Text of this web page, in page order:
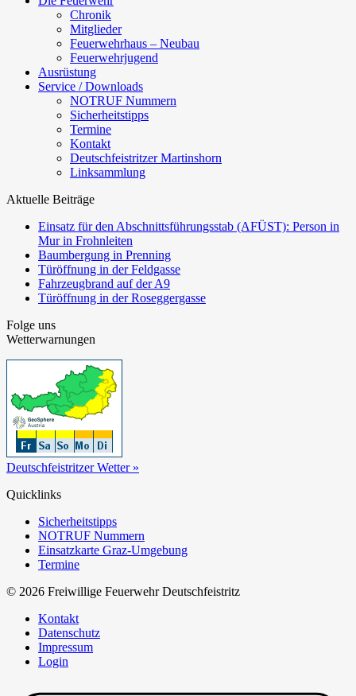
Chronik
Mitglieder
Feuerwehrhaus – Neubau
Feuerwehrjugend
Ausrüstung
Service / Downloads
NOTRUF Nummern
Sicherheitstipps
Termine
Kontakt
Deutschfeistritzer Martinshorn
Linksammlung
Aktuelle Beiträge
Einsatz für den Abschnittsführungsstab (AFÜST): Person in
Mur in Frohnleiten
Baumbergung in Prenning
Türöffnung in der Feldgasse
Fahrzeugbrand auf der A9
Türöffnung in der Roseggergasse
Folge uns
Wetterwarnungen
Deutschfeistritzer Wetter »
Quicklinks
Sicherheitstipps
NOTRUF Nummern
Einsatzkarte Graz-Umgebung
Termine
© 2026 Freiwillige Feuerwehr Deutschfeistritz
Kontakt
Datenschutz
Impressum
Login